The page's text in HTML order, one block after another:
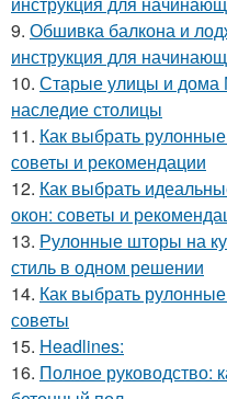
9. Обшивка балкона и
инструкция для
10. Старые улицы и дома
наследие столицы
11. Как выбрать
советы и рекомендации
12. Как выбрать
окон: советы и
13. Рулонные шторы на
стиль в одном решении
14. Как выбрать
советы
15. Headlines:
16. Полное руководство: